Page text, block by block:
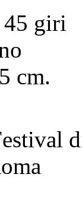
giri
cm.